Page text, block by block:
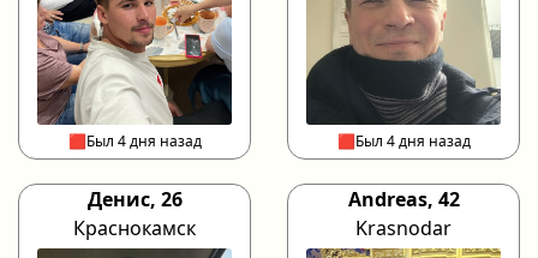
🟥Был 4 дня назад 🟥Был 4 дня назад
Денис, 26
Краснокамск
Andreas, 42
Krasnodar